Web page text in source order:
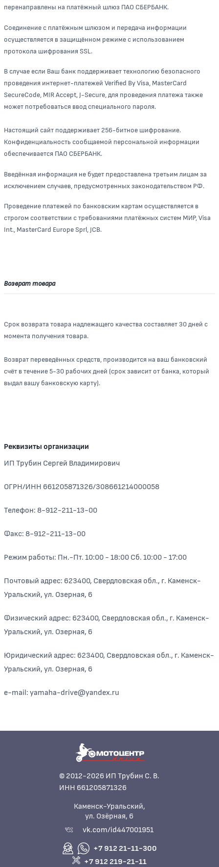
перенаправлены на платёжный шлюз ПАО СБЕРБАНК.
Соединение с платёжным шлюзом и передача информации
осуществляется в защищённом режиме с использованием
протокола шифрования SSL.
В случае если Ваш банк поддерживает технологию безопасного
проведения интернет-платежей Verified By Visa, MasterCard
SecureCode, MIR Accept, J-Secure, для проведения платежа также
может потребоваться ввод специального пароля.
Настоящий сайт поддерживает 256-битное шифрование.
Конфиденциальность сообщаемой персональной информации
обеспечивается ПАО СБЕРБАНК.
Введённая информация не будет предоставлена третьим лицам за
исключением случаев, предусмотренных законодательством РФ.
Проведение платежей по банковским картам осуществляется в
строгом соответствии с требованиями платёжных систем МИР, Visa
Int., MasterCard Europe Sprl, JCB.
Возврат товара
Срок возврата товара надлежащего качества составляет 30 дней с
момента получения товара.
Возврат переведённых средств, производится на ваш банковский
счёт в течение 5-30 рабочих дней (срок зависит от банка, который
выдал вашу банковскую карту).
Реквизиты организации
ИП Трубин Сергей Владимирович
ОГРН/ИНН 661205871326/308661214000058
Телефон: 8-912-211-13-00
Факс: 8-912-211-13-00
Режим работы: Пн.-Пт. 10:00 - 18:00 Сб. 10:00 - 17:00
Почтовый адрес: 623400, Свердловская обл., г. Каменск-
Уральский, ул. Озерная, 6
Физический адрес: 623400, Свердловская обл., г. Каменск-
Уральский, ул. Озерная, 6
Юридический адрес: 623400, Свердловская обл., г. Каменск-
Уральский, ул. Озерная, 6
e-mail: yamaha-drive@yandex.ru
© 2012-2026 ИП Трубин С. В.
ИНН 661205871326
Каменск-Уральский,
ул. Озёрная, 6
vk.com/id447001951
+7 912 21-11-300
+7 912 219-21-11